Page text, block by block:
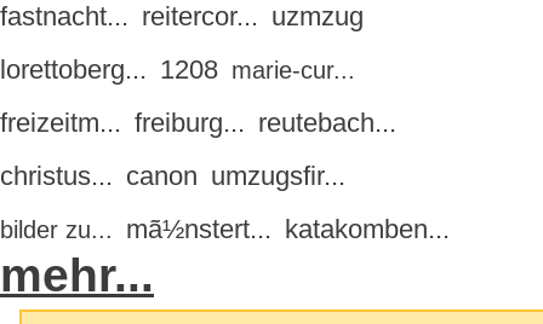
fastnacht... reitercor... uzmzug
lorettoberg... 1208 marie-cur...
freizeitm... freiburg... reutebach...
christus... canon umzugsfir...
bilder zu... mã½nstert... katakomben...
mehr...